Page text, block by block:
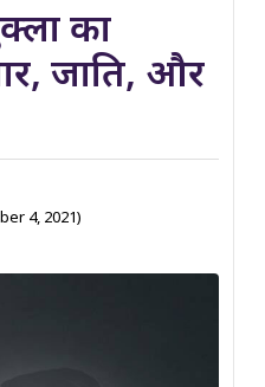
का
जाति, और
4, 2021)